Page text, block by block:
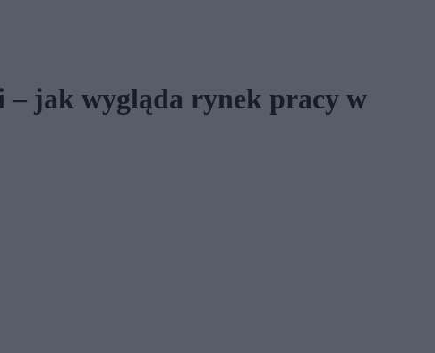
jak wygląda rynek pracy w